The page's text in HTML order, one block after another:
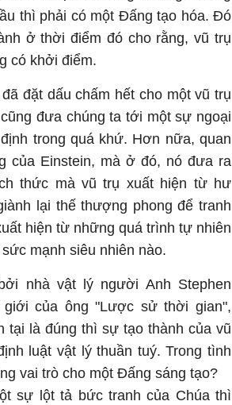
thì phải có một Đấng tạo hóa. Đó
ở thời điểm đó cho rằng, vũ trụ
có khởi điểm.
đặt dấu chấm hết cho một vũ trụ
đưa chúng ta tới một sự ngoại
trong quá khứ. Hơn nữa, quan
của Einstein, mà ở đó, nó đưa ra
thức mà vũ trụ xuất hiện từ hư
lại thế thượng phong để tranh
hiện từ những quá trình tự nhiên
mạnh siêu nhiên nào.
nhà vật lý người Anh Stephen
giới của ông "Lược sử thời gian",
tại là đúng thì sự tạo thành của vũ
luật vật lý thuần tuý. Trong tình
vai trò cho một Đấng sáng tạo?
sự lột tả bức tranh của Chúa thì